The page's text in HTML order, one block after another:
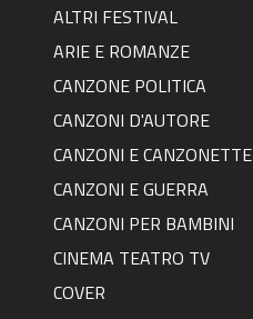
ALTRI FESTIVAL
ARIE E ROMANZE
CANZONE POLITICA
CANZONI D'AUTORE
CANZONI E CANZONETTE
CANZONI E GUERRA
CANZONI PER BAMBINI
CINEMA TEATRO TV
COVER